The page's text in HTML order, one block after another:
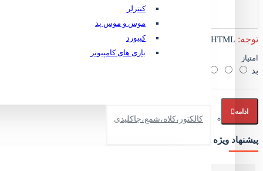
کنترلر
موس و موس پد
کیبورد
بازی های کامپیوتر
کالکتور،کلاه،شمع،جاکلیدی
توجه:
امتیاز
بد
ادامه
پیشنهاد ویژه